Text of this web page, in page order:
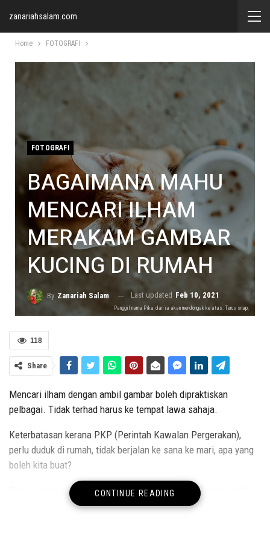
zanariahsalam.com
Home FOTOGRAFI
FOTOGRAFI
BAGAIMANA MAHU
MENCARI ILHAM
MERAKAM GAMBAR
KUCING DI RUMAH
By Zanariah Salam Last updated Feb 10, 2021
Panggil nama Pika, dan ia akan mendongak ke atas. Terus snap.
118
Share
Mencari ilham dengan ambil gambar boleh dipraktiskan
pelbagai. Tidak terhad harus ke tempat lawa sahaja.
Keterbatasan kerana PKP (Perintah Kawalan Pergerakan),
perlu duduk di rumah, tidak berjalan ke sana ke mari, apa yang
boleh kita buat?
Stres memang stres, sebab tak boleh nak rakam lokasi cantik-
cantik di luar sana.
CONTINUE READING